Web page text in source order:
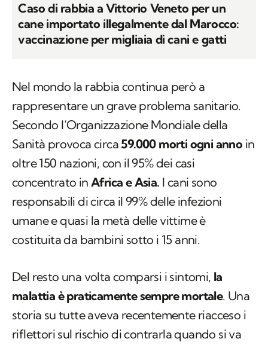
Caso di rabbia a Vittorio Veneto per un
cane importato illegalmente dal Marocco:
vaccinazione per migliaia di cani e gatti
Nel mondo la rabbia continua però a
rappresentare un grave problema sanitario.
Secondo l’Organizzazione Mondiale della
Sanità provoca circa59.000 morti ogni anno in
oltre 150 nazioni, con il 95% dei casi
concentrato inAfrica e Asia. I cani sono
responsabili di circa il 99% delle infezioni
umane e quasi la metà delle vittime è
costituita da bambini sotto i 15 anni.
Del resto una volta comparsi i sintomi, la
malattia è praticamente sempre mortale. Una
storia su tutte aveva recentemente riacceso i
riflettori sul rischio di contrarla quando si va